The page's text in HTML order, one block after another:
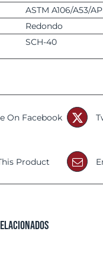
ASTM A106/A53/
Redondo
SCH-40
On Facebook
Product